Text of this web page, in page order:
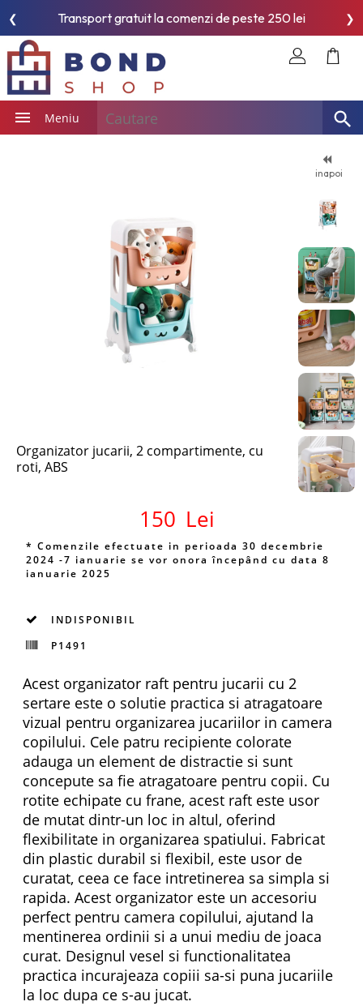
Transport gratuit la comenzi de peste 250 lei
❮ ❯
Meniu
inapoi
Organizator jucarii, 2 compartimente, cu
roti, ABS
150 Lei
* Comenzile efectuate in perioada 30 decembrie
2024 -7 ianuarie se vor onora începând cu data 8
ianuarie 2025
INDISPONIBIL
P1491
Acest organizator raft pentru jucarii cu 2
sertare este o solutie practica si atragatoare
vizual pentru organizarea jucariilor in camera
copilului. Cele patru recipiente colorate
adauga un element de distractie si sunt
concepute sa fie atragatoare pentru copii. Cu
rotite echipate cu frane, acest raft este usor
de mutat dintr-un loc in altul, oferind
flexibilitate in organizarea spatiului. Fabricat
din plastic durabil si flexibil, este usor de
curatat, ceea ce face intretinerea sa simpla si
rapida. Acest organizator este un accesoriu
perfect pentru camera copilului, ajutand la
mentinerea ordinii si a unui mediu de joaca
curat. Designul vesel si functionalitatea
practica incurajeaza copiii sa-si puna jucariile
la loc dupa ce s-au jucat.